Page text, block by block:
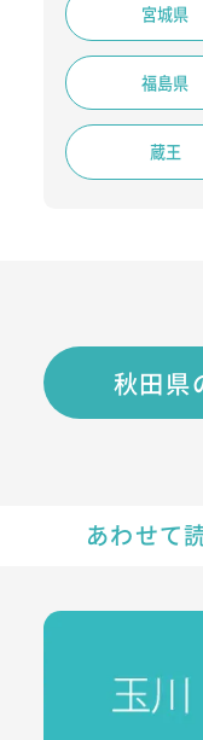
宮城県
福島県
蔵王
秋田県
あわせて
玉川のリゾートバ